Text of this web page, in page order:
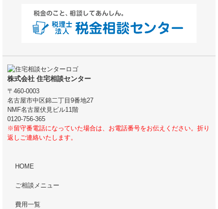
株式会社 住宅相談センター
〒460-0003
名古屋市中区錦二丁目9番地27
NMF名古屋伏見ビル11階
0120-756-365
※留守番電話になっていた場合は、お電話番号をお伝えください。折り
返しご連絡いたします。
HOME
ご相談メニュー
費用一覧